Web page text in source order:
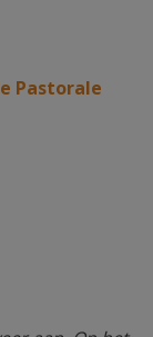
Pastorale